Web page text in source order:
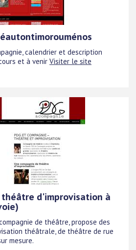
calendrier et description
et à venir Visiter le site
théâtre d'improvisation à
de théâtre, propose des
théâtrale, de théâtre de rue
mesure.